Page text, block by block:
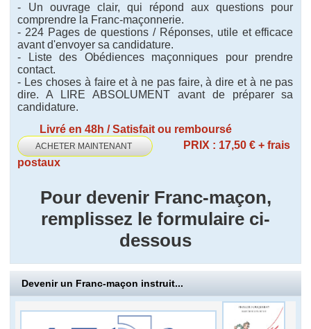
- Un ouvrage clair, qui répond aux questions pour
comprendre la Franc-maçonnerie.
- 224 Pages de questions / Réponses, utile et efficace
avant d'envoyer sa candidature.
- Liste des Obédiences maçonniques pour prendre
contact.
- Les choses à faire et à ne pas faire, à dire et à ne pas
dire. A LIRE ABSOLUMENT avant de préparer sa
candidature.
Livré en 48h / Satisfait ou remboursé
ACHETER MAINTENANT
PRIX : 17,50 € + frais
postaux
Pour devenir Franc-maçon,
remplissez le formulaire ci-
dessous
Devenir un Franc-maçon instruit...